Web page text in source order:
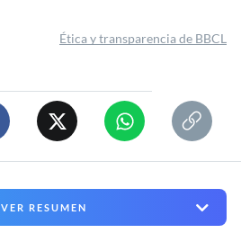
Ética y transparencia de BBCL
VER RESUMEN